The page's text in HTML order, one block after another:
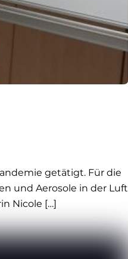
getätigt. Für die
und Aerosole in der Luft
Nicole […]